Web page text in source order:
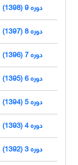
دوره 9 (1398)
دوره 8 (1397)
دوره 7 (1396)
دوره 6 (1395)
دوره 5 (1394)
دوره 4 (1393)
دوره 3 (1392)